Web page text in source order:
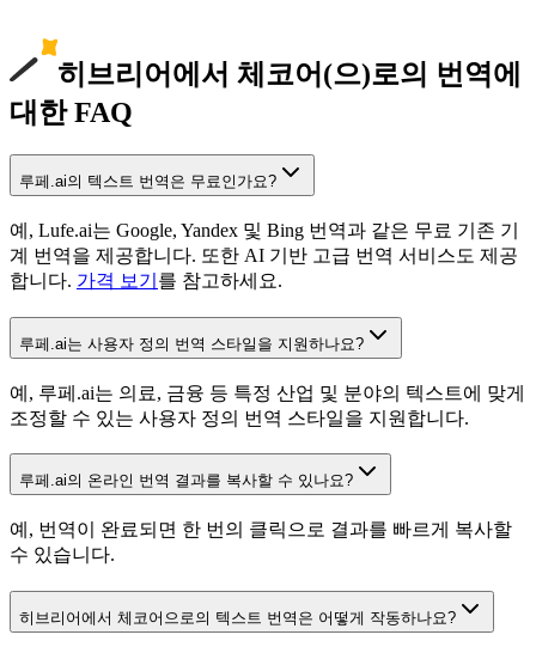
히브리어에서 체코어(으)로의 번역에
대한 FAQ
루페.ai의 텍스트 번역은 무료인가요?
예, Lufe.ai는 Google, Yandex 및 Bing 번역과 같은 무료 기존 기
계 번역을 제공합니다. 또한 AI 기반 고급 번역 서비스도 제공
합니다. 가격 보기 를 참고하세요.
루페.ai는 사용자 정의 번역 스타일을 지원하나요?
예, 루페.ai는 의료, 금융 등 특정 산업 및 분야의 텍스트에 맞게
조정할 수 있는 사용자 정의 번역 스타일을 지원합니다.
루페.ai의 온라인 번역 결과를 복사할 수 있나요?
예, 번역이 완료되면 한 번의 클릭으로 결과를 빠르게 복사할
수 있습니다.
히브리어에서 체코어으로의 텍스트 번역은 어떻게 작동하나요?